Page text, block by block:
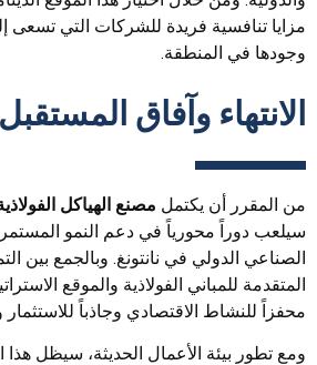
مزايا تنافسية فريدة للشركات التي تسعى
وجودها في المنطقة.
الانتهاء وآفاق المستقبل
من المقرر أن يكتمل مصنع الهياكل
سيلعب دوراً محورياً في دعم النمو المستمر
الصناعي الدولي في نانتونغ. وبالجمع بين
المتقدمة للمباني الفولاذية والموقع
محفزاً للنشاط الاقتصادي وجاذباً للاستثمار
ومع تطور بيئة الأعمال الحديثة، سيظل هذا